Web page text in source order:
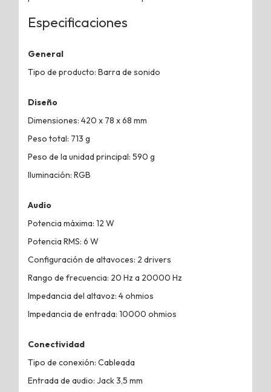
Especificaciones
General
Tipo de producto: Barra de sonido
Diseño
Dimensiones: 420 x 78 x 68 mm
Peso total: 713 g
Peso de la unidad principal: 590 g
Iluminación: RGB
Audio
Potencia máxima: 12 W
Potencia RMS: 6 W
Configuración de altavoces: 2 drivers
Rango de frecuencia: 20 Hz a 20000 Hz
Impedancia del altavoz: 4 ohmios
Impedancia de entrada: 10000 ohmios
Conectividad
Tipo de conexión: Cableada
Entrada de audio: Jack 3,5 mm